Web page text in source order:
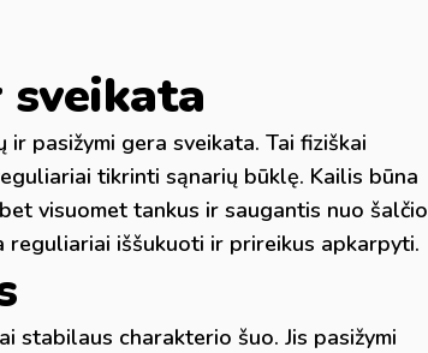
pasižymi gera sveikata. Tai fiziškai
tikrinti sąnarių būklę. Kailis būna
visuomet tankus ir saugantis nuo šalčio
reguliariai iššukuoti ir prireikus apkarpyti.
stabilaus charakterio šuo. Jis pasižymi